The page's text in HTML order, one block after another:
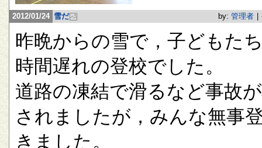
2012/01/24 雪だ by: 管理者
昨晩からの雪で，子どもた
時間遅れの登校でした。
道路の凍結で滑るなど事故
されましたが，みんな無事
きました。